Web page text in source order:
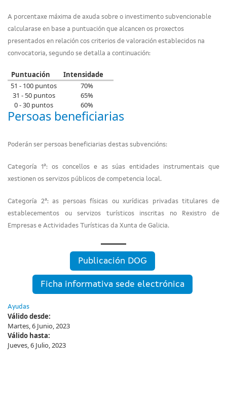
A porcentaxe máxima de axuda sobre o investimento subvencionable
calcularase en base a puntuación que alcancen os proxectos
presentados en relación cos criterios de valoración establecidos na
convocatoria, segundo se detalla a continuación:
Puntuación
Intensidade
51 - 100 puntos
70%
31 - 50 puntos
65%
0 - 30 puntos
60%
Persoas beneficiarias
Poderán ser persoas beneficiarias destas subvencións:
Categoría 1ª: os concellos e as súas entidades instrumentais que
xestionen os servizos públicos de competencia local.
Categoría 2ª: as persoas físicas ou xurídicas privadas titulares de
establecementos ou servizos turísticos inscritas no Rexistro de
Empresas e Actividades Turísticas da Xunta de Galicia.
Publicación DOG
Ficha informativa sede electrónica
Ayudas
Válido desde:
Martes, 6 Junio, 2023
Válido hasta:
Jueves, 6 Julio, 2023